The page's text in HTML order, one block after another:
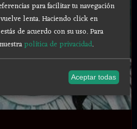
para facilitar tu navegación
lenta. Haciendo click en
de acuerdo con su uso.Para
política de privacidad.
Aceptar todas